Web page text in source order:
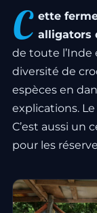
C ette
alligators
de toute
diversité de
espèces en
explications.
C’est aussi un
pour les